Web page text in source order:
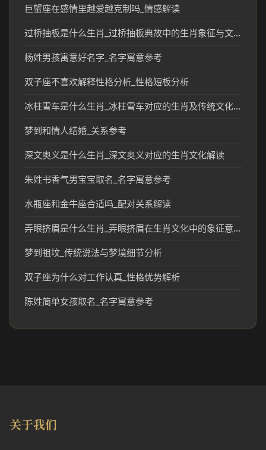
巨蟹座在感情里越爱越克制吗_情感解读
过桥抽板是什么生肖_过桥抽板典故中的生肖象征与文化解析
杨姓男孩寓意好名字_名字寓意参考
双子座不喜欢解释性格分析_性格短板分析
冰柱雪车是什么生肖_冰柱雪车对应的生肖及传统文化解析
梦到和情人结婚_关系参考
深文奥义是什么生肖_深文奥义对应的生肖文化解读
朱姓书香气男宝宝取名_名字寓意参考
水瓶座和金牛座合适吗_配对关系解读
弄眼挤眉是什么生肖_弄眼挤眉在生肖文化中的象征意义
梦到祖坟_传统说法与梦境细节分析
双子座为什么对工作认真_性格优势解析
陈姓简单女孩取名_名字寓意参考
关于我们